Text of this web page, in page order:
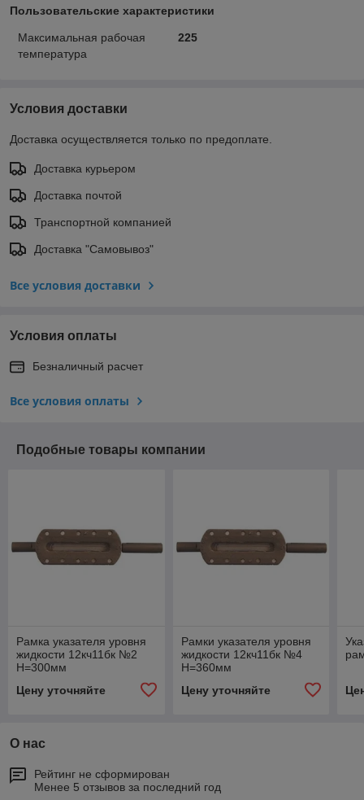
Пользовательские характеристики
Максимальная рабочая
температура
225
Условия доставки
Доставка осуществляется только по предоплате.
Доставка курьером
Доставка почтой
Транспортной компанией
Доставка "Самовывоз"
Все условия доставки
Условия оплаты
Безналичный расчет
Все условия оплаты
Подобные товары компании
Рамка указателя уровня
жидкости 12кч11бк №2
H=300мм
Цену уточняйте
Рамки указателя уровня
жидкости 12кч11бк №4
H=360мм
Цену уточняйте
О нас
Рейтинг не сформирован
Менее 5 отзывов за последний год